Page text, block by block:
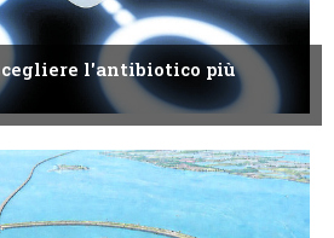
l'antibiotico più